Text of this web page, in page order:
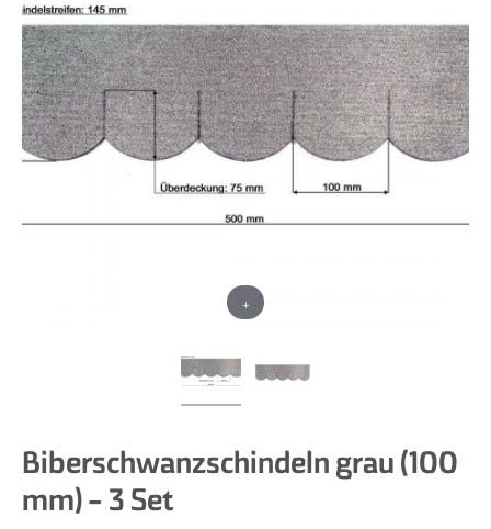
+
Biberschwanzschindeln grau (100
mm) - 3 Set